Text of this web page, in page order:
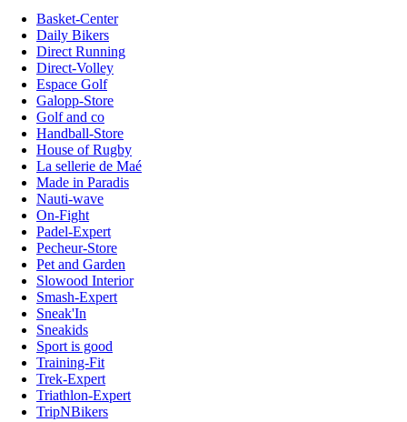
Basket-Center
Daily Bikers
Direct Running
Direct-Volley
Espace Golf
Galopp-Store
Golf and co
Handball-Store
House of Rugby
La sellerie de Maé
Made in Paradis
Nauti-wave
On-Fight
Padel-Expert
Pecheur-Store
Pet and Garden
Slowood Interior
Smash-Expert
Sneak'In
Sneakids
Sport is good
Training-Fit
Trek-Expert
Triathlon-Expert
TripNBikers